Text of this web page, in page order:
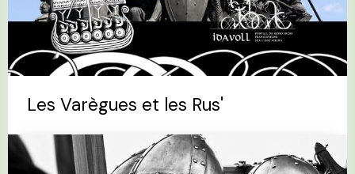
Les Varègues et les Rus'